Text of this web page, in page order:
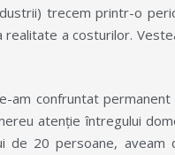
trecem printr-o
a costurilor.
am confruntat
atenție întregului
de 20 persoane,